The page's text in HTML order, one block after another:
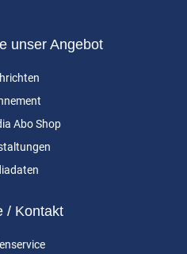
unser Angebot
Abo Shop
/ Kontakt